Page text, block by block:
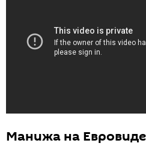
Манижа на